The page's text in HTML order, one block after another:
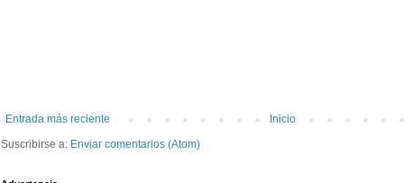
Entrada más reciente
Inicio
Suscribirse a: Enviar comentarios (Atom)